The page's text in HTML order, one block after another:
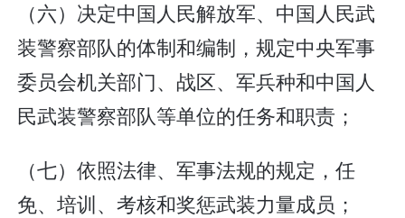
（六）决定中国人民解放军、中国人民武
装警察部队的体制和编制，规定中央军事
委员会机关部门、战区、军兵种和中国人
民武装警察部队等单位的任务和职责；
（七）依照法律、军事法规的规定，任
免、培训、考核和奖惩武装力量成员；